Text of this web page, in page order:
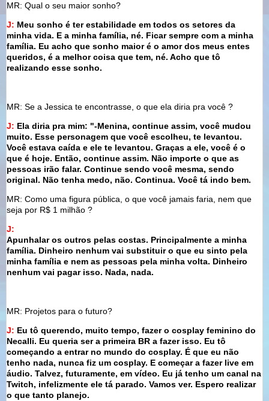
MR: Qual o seu maior sonho?
J: Meu sonho é ter estabilidade em todos os setores da
minha vida. E a minha família, né. Ficar sempre com a minha
família. Eu acho que sonho maior é o amor dos meus entes
queridos, é a melhor coisa que tem, né. Acho que tô
realizando esse sonho.
MR: Se a Jessica te encontrasse, o que ela diria pra você ?
J: Ela diria pra mim: "-Menina, continue assim, você mudou
muito. Esse personagem que você escolheu, te levantou.
Você estava caída e ele te levantou. Graças a ele, você é o
que é hoje. Então, continue assim. Não importe o que as
pessoas irão falar. Continue sendo você mesma, sendo
original. Não tenha medo, não. Continua. Você tá indo bem.
MR: Como uma figura pública, o que você jamais faria, nem que
seja por R$ 1 milhão ?
J:
Apunhalar os outros pelas costas. Principalmente a minha
família. Dinheiro nenhum vai substituir o que eu sinto pela
minha família e nem as pessoas pela minha volta. Dinheiro
nenhum vai pagar isso. Nada, nada.
MR: Projetos para o futuro?
J: Eu tô querendo, muito tempo, fazer o cosplay feminino do
Necalli. Eu queria ser a primeira BR a fazer isso. Eu tô
começando a entrar no mundo do cosplay. É que eu não
tenho nada, nunca fiz um cosplay. E começar a fazer live em
áudio. Talvez, futuramente, em vídeo. Eu já tenho um canal na
Twitch, infelizmente ele tá parado. Vamos ver. Espero realizar
o que tanto planejo.